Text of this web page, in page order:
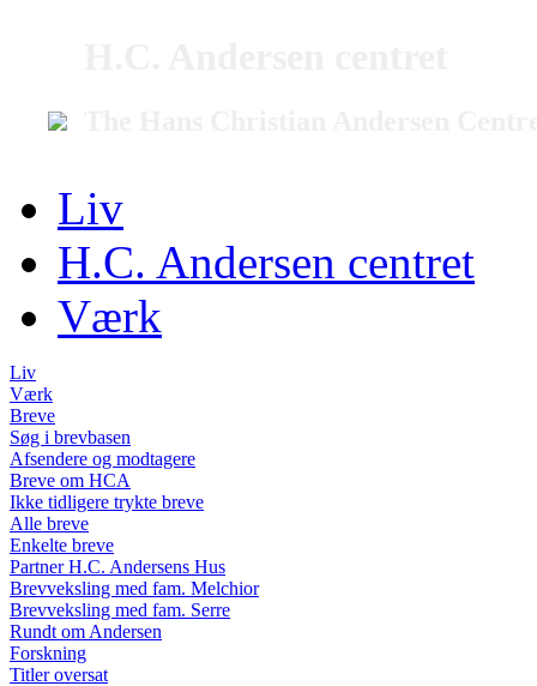
Liv
H.C. Andersen centret
Værk
Liv
Værk
Breve
Søg i brevbasen
Afsendere og modtagere
Breve om HCA
Ikke tidligere trykte breve
Alle breve
Enkelte breve
Partner H.C. Andersens Hus
Brevveksling med fam. Melchior
Brevveksling med fam. Serre
Rundt om Andersen
Forskning
Titler oversat